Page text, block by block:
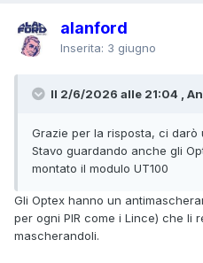
alanford
Inserita: 3 giugno
Il 2/6/2026 alle 21:04 ,
Grazie per la risposta, ci darò
Stavo guardando anche gli
montato il modulo UT100
Gli Optex hanno un
per ogni PIR come i Lince) che li
mascherandoli.